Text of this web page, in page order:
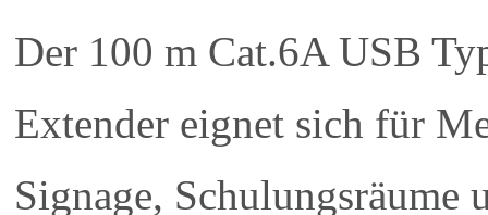
Der 100 m Cat.6A USB
Extender eignet sich für
Signage, Schulungsräume